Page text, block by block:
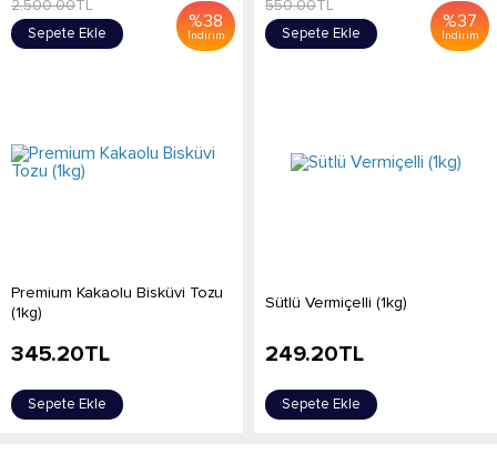
%38
İndirim
2,500.00TL
Sepete Ekle
%37
İndirim
550.00TL
Sepete Ekle
Premium Kakaolu Bisküvi Tozu
(1kg)
345.20TL
Sepete Ekle
Sütlü Vermiçelli (1kg)
249.20TL
Sepete Ekle